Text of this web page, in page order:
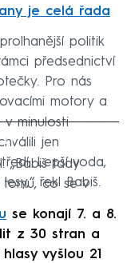
je celá řada
politik
předsednictví
Pro nás
motory a
minulosti
jen
Lepší voda,
řekl Babiš.
„Babiš tady
tomu, co se v
se konají 7. a 8.
z 30 stran a
vyšlou 21